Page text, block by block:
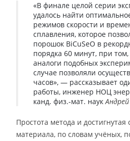
«В финале целой серии
удалось найти
режимов скорости и
сплавления, которое
порошок BiCuSeO в
порядка 60 минут, при
аналоги подобных
случае позволяли
часов», — рассказывает
работы, инженер НОЦ
канд. физ.-мат. наук
Простота метода и достигнутая
материала, по словам учёных,